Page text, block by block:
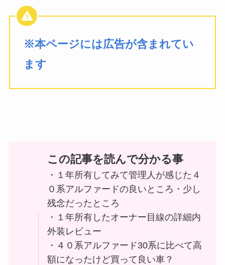
※本ページには広告が含まれてい
ます
この記事を読んで分かる事
・１年所有してみて管理人が感じた４
０系アルファードの良いところ・少し
残念だったところ
・１年所有したオーナー目線の詳細内
外装レビュー
・４０系アルファード30系に比べて高
額になったけど買って良い車？